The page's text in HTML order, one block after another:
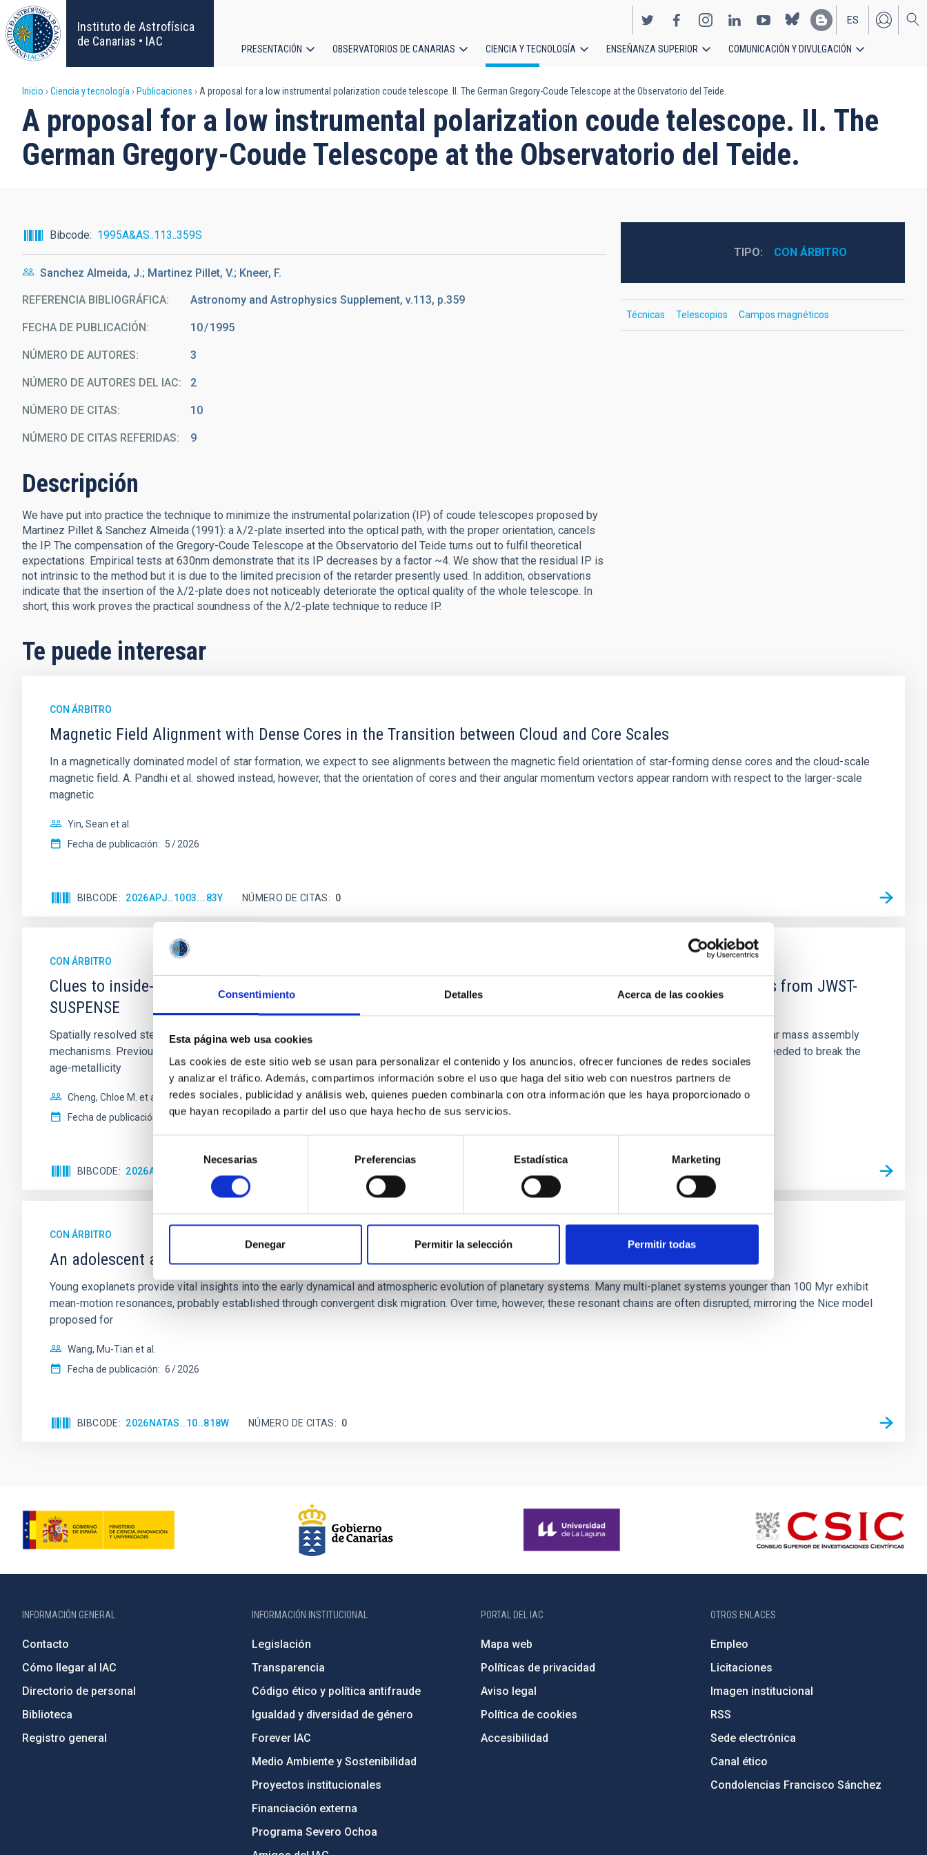
Consentimiento Detalles Acerca de las cookies
Esta página web usa cookies
Las cookies de este sitio web se usan para personalizar el contenido y los anuncios, ofrecer funciones de redes sociales
y analizar el tráfico. Además, compartimos información sobre el uso que haga del sitio web con nuestros partners de
redes sociales, publicidad y análisis web, quienes pueden combinarla con otra información que les haya proporcionado o
que hayan recopilado a partir del uso que haya hecho de sus servicios.
consentimiento
Necesarias Preferencias Estadística Marketing
Denegar Permitir la selección Permitir todas
Pasar
al
contenido
principal
Instituto de Astrofísica
de Canarias • IAC
EN
ES
principal
PRESENTACIÓN OBSERVATORIOS DE CANARIAS CIENCIA Y TECNOLOGÍA ENSEÑANZA SUPERIOR COMUNICACIÓN Y DIVULGACIÓN
Sobrescribir
enlaces
de
a
la
navegación
Inicio Ciencia y tecnología Publicaciones A proposal for a low instrumental polarization coude telescope. II. The German Gregory-Coude Telescope at the Observatorio del Teide.
A proposal for a low instrumental polarization coude telescope. II. The
German Gregory-Coude Telescope at the Observatorio del Teide.
Bibcode 1995A&AS..113..359S
Sanchez Almeida, J.; Martinez Pillet, V.; Kneer, F.
REFERENCIA BIBLIOGRÁFICA Astronomy and Astrophysics Supplement, v.113, p.359
FECHA DE PUBLICACIÓN: 10 1995
NÚMERO DE AUTORES 3
NÚMERO DE AUTORES DEL IAC 2
NÚMERO DE CITAS 10
NÚMERO DE CITAS REFERIDAS 9
Descripción
We have put into practice the technique to minimize the instrumental polarization (IP) of coude telescopes proposed by
Martinez Pillet & Sanchez Almeida (1991): a λ/2-plate inserted into the optical path, with the proper orientation, cancels
the IP. The compensation of the Gregory-Coude Telescope at the Observatorio del Teide turns out to fulfil theoretical
expectations. Empirical tests at 630nm demonstrate that its IP decreases by a factor ~4. We show that the residual IP is
not intrinsic to the method but it is due to the limited precision of the retarder presently used. In addition, observations
indicate that the insertion of the λ/2-plate does not noticeably deteriorate the optical quality of the whole telescope. In
short, this work proves the practical soundness of the λ/2-plate technique to reduce IP.
TIPO CON ÁRBITRO
Técnicas Telescopios Campos magnéticos
Te puede interesar
CON ÁRBITRO
Magnetic Field Alignment with Dense Cores in the Transition between Cloud and Core Scales
In a magnetically dominated model of star formation, we expect to see alignments between the magnetic field orientation of star-forming dense cores and the cloud-scale
magnetic field. A. Pandhi et al. showed instead, however, that the orientation of cores and their angular momentum vectors appear random with respect to the larger-scale
magnetic
Yin, Sean et al.
Fecha de publicación: 5 2026
BIBCODE 2026APJ..1003...83Y NÚMERO DE CITAS 0
CON ÁRBITRO
Clues to inside-out quenching in quiescent galaxies at 1.2 ≲ z ≲ 2.2: Age, Fe-, and Mg-abundance gradients from JWST-
SUSPENSE
Spatially resolved stellar populations of massive quiescent galaxies at cosmic noon provide powerful insights into star-formation quenching and stellar mass assembly
mechanisms. Previous photometric studies have revealed that the cores of these galaxies are redder than their outskirts. However, spectroscopy is needed to break the
age-metallicity
Cheng, Chloe M. et al.
Fecha de publicación:
6 2026
BIBCODE 2026A&A...710A.158C
CON ÁRBITRO
An adolescent and near-resonant planetary system near the end of photoevaporation
Young exoplanets provide vital insights into the early dynamical and atmospheric evolution of planetary systems. Many multi-planet systems younger than 100 Myr exhibit
mean-motion resonances, probably established through convergent disk migration. Over time, however, these resonant chains are often disrupted, mirroring the Nice model
proposed for
Wang, Mu-Tian et al.
Fecha de publicación: 6 2026
BIBCODE 2026NATAS..10..818W NÚMERO DE CITAS 0
INFORMACIÓN GENERAL
Contacto
Cómo llegar al IAC
Directorio de personal
Biblioteca
Registro general
INFORMACIÓN INSTITUCIONAL
Legislación
Transparencia
Código ético y política antifraude
Igualdad y diversidad de género
Forever IAC
Medio Ambiente y Sostenibilidad
Proyectos institucionales
Financiación externa
Programa Severo Ochoa
PORTAL DEL IAC
Mapa web
Políticas de privacidad
Aviso legal
Política de cookies
Accesibilidad
OTROS ENLACES
Empleo
Licitaciones
Imagen institucional
RSS
Sede electrónica
Canal ético
Condolencias Francisco Sánchez